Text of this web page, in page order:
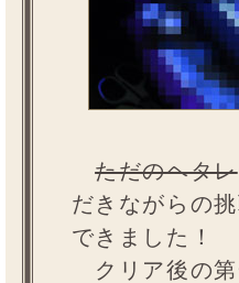
ただのヘタレ
だきながらの
できました！
クリア後の第